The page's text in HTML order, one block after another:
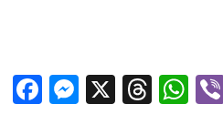
Facebook
Messenger
X